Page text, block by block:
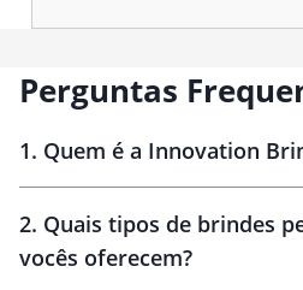
Perguntas
1. Quem é a Innovation
Brindes personalizados
2. Quais tipos de brindes
vocês oferecem?